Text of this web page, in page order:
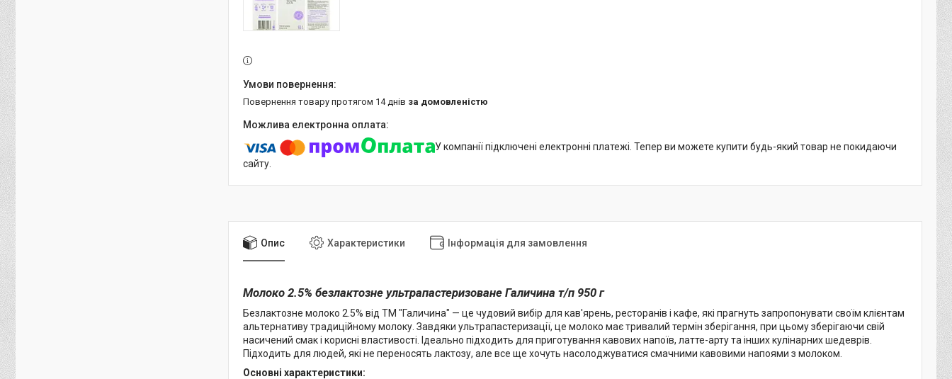
повернення товару протягом 14 днів за домовленістю
У компанії підключені електронні платежі. Тепер ви можете купити будь-який товар не покидаючи
сайту.
Опис Характеристики Інформація для замовлення
Молоко 2.5% безлактозне ультрапастеризоване Галичина т/п 950 г
Безлактозне молоко 2.5% від ТМ "Галичина" — це чудовий вибір для кав'ярень, ресторанів і кафе, які прагнуть запропонувати своїм клієнтам
альтернативу традиційному молоку. Завдяки ультрапастеризації, це молоко має тривалий термін зберігання, при цьому зберігаючи свій
насичений смак і корисні властивості. Ідеально підходить для приготування кавових напоїв, латте-арту та інших кулінарних шедеврів.
Підходить для людей, які не переносять лактозу, але все ще хочуть насолоджуватися смачними кавовими напоями з молоком.
Основні характеристики: